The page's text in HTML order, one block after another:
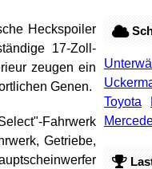
Heckspoiler
17-Zoll-
zeugen ein
Genen.
Fahrwerk
Getriebe,
Toyota